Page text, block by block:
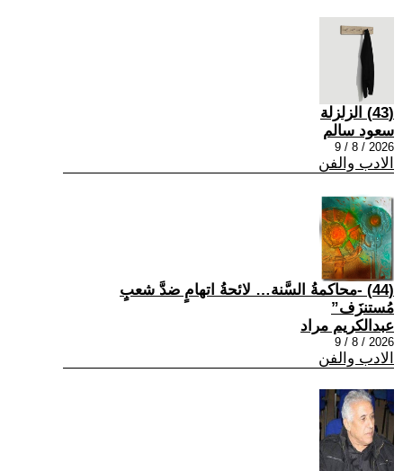
(43) الزلزلة
سعود سالم
2026 / 8 / 9
الادب والفن
(44) -محاكمةُ السَّنة… لائحةُ اتهامٍ ضدَّ شعبٍ
مُستنزَف”
عبدالكريم مراد
2026 / 8 / 9
الادب والفن